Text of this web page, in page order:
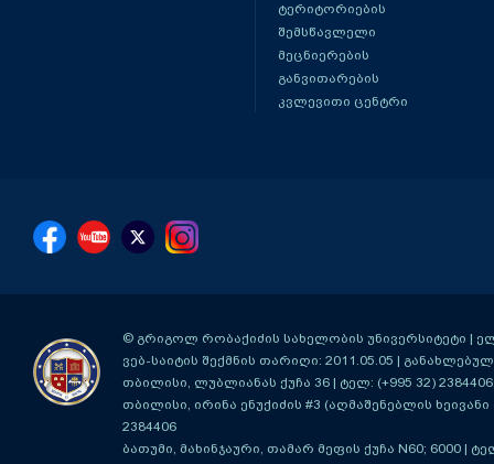
ტერიტორიების
შემსწავლელი
მეცნიერების
განვითარების
კვლევითი ცენტრი
© გრიგოლ რობაქიძის სახელობის უნივერსიტეტი |
ვებ-საიტის შექმნის თარიღი: 2011.05.05 |
თბილისი, ლუბლიანას ქუჩა 36 | ტელ: (+995 32)
თბილისი, ირინა ენუქიძის #3 (აღმაშენებლის ხეივანი
2384406
ბათუმი, მახინჯაური, თამარ მეფის ქუჩა N60; 6000 |